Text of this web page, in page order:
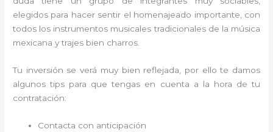
elegidos para hacer sentir el homenajeado importante, con
todos los instrumentos musicales tradicionales de la música
mexicana y trajes bien charros.
Tu inversión se verá muy bien reflejada, por ello te damos
algunos tips para que tengas en cuenta a la hora de tu
contratación:
Contacta con anticipación